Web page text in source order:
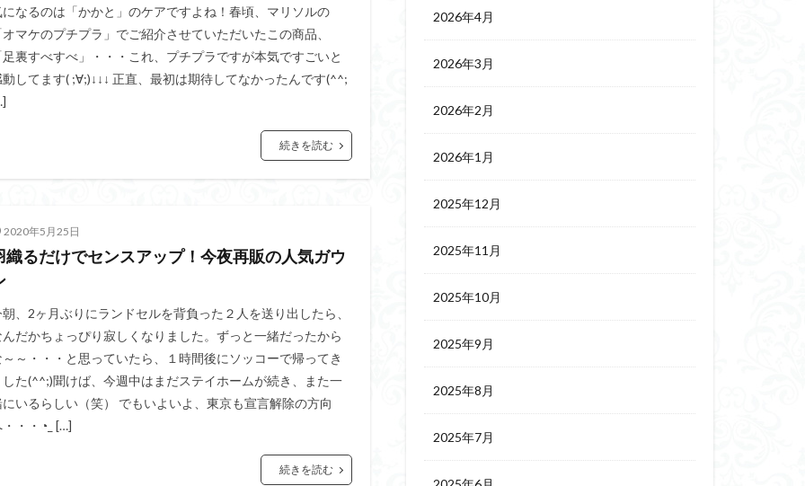
になるのは「かかと」のケアですよね！春頃、マリソルの
マケのプチプラ」でご紹介させていただいたこの商品、
足裏すべすべ」・・・これ、プチプラですが本気ですごいと
動してます( ;∀;)↓↓↓ 正直、最初は期待してなかったんです(^^;
続きを読む
2020年5月25日
織るだけでセンスアップ！今夜再販の人気ガウ
、2ヶ月ぶりにランドセルを背負った２人を送り出したら、
んだかちょっぴり寂しくなりました。ずっと一緒だったから
～～・・・と思っていたら、１時間後にソッコーで帰ってき
した(^^;)聞けば、今週中はまだステイホームが続き、また一
にいるらしい（笑） でもいよいよ、東京も宣言解除の方向
・・・◔_ […]
続きを読む
2026年4月
2026年3月
2026年2月
2026年1月
2025年12月
2025年11月
2025年10月
2025年9月
2025年8月
2025年7月